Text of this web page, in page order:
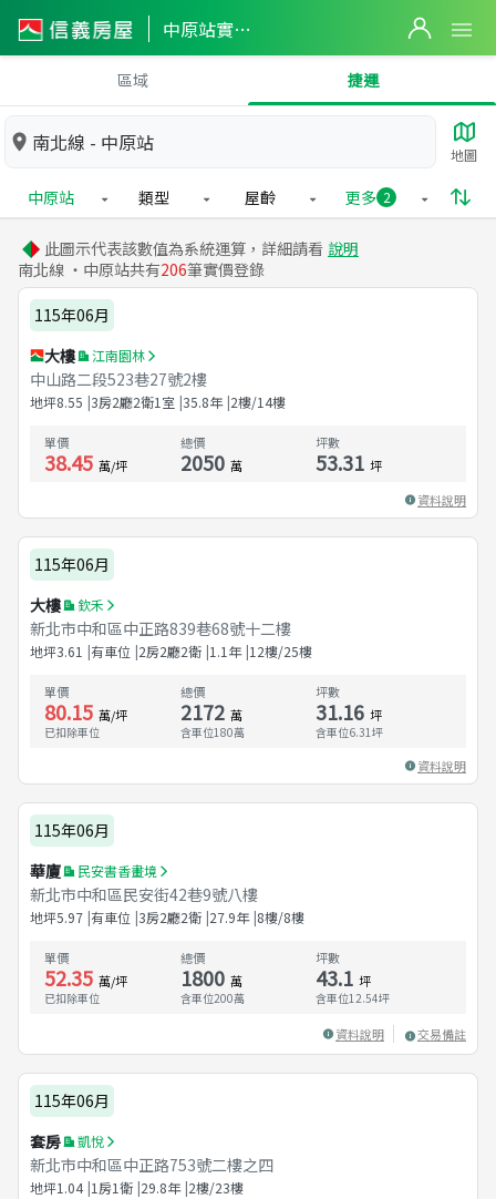
中原站實價登錄
區域 捷運
南北線 - 中原站 地圖
中原站 類型 屋齡 更多 2
此圖示代表該數值為系統運算，詳細請看 說明
南北線 ・中原站共有206筆實價登錄
115年06月
大樓
江南園林
中山路二段523巷27號2樓
地坪8.55 3房2廳2衛1室 35.8年 2樓/14樓
單價
38.45 萬/坪
總價
2050 萬
坪數
53.31 坪
資料說明
115年06月
大樓
欽禾
新北市中和區中正路839巷68號十二樓
地坪3.61 有車位 2房2廳2衛 1.1 年 12樓/25樓
單價
80.15 萬/坪
已扣除車位
總價
2172 萬
含車位180萬
坪數
31.16 坪
含車位6.31坪
資料說明
115年06月
華廈
民安書香畫境
新北市中和區民安街42巷9號八樓
地坪5.97 有車位 3房2廳2衛 27.9年 8樓/8樓
單價
52.35 萬/坪
已扣除車位
總價
1800 萬
含車位200萬
坪數
43.1 坪
含車位12.54坪
資料說明 交易備註
115年06月
套房
凱悅
新北市中和區中正路753號二樓之四
地坪1.04 1房1衛 29.8年 2樓/23樓